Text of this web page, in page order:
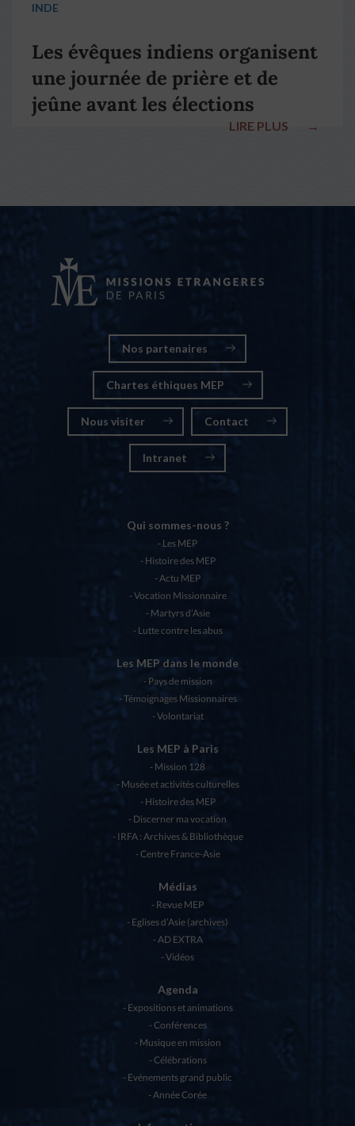
INDE
Les évêques indiens organisent
une journée de prière et de
jeûne avant les élections
LIRE PLUS →
Nos partenaires
Chartes éthiques MEP
Nous visiter Contact
Intranet
Qui sommes-nous ?
Les MEP
Histoire des MEP
Actu MEP
Vocation Missionnaire
Martyrs d’Asie
Lutte contre les abus
Les MEP dans le monde
Pays de mission
Témoignages Missionnaires
Volontariat
Les MEP à Paris
Mission 128
Musée et activités culturelles
Histoire des MEP
Discerner ma vocation
IRFA : Archives & Bibliothèque
Centre France-Asie
Médias
Revue MEP
Eglises d’Asie (archives)
AD EXTRA
Vidéos
Agenda
Expositions et animations
Conférences
Musique en mission
Célébrations
Evénements grand public
Année Corée